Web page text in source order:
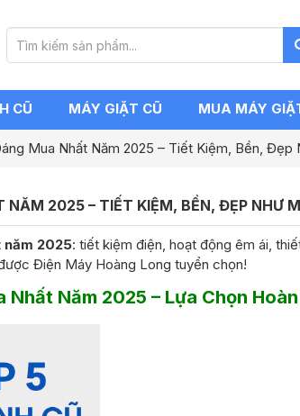
CŨ MÁY GIẶT CŨ MUA MÁY
Mua Nhất Năm 2025 – Tiết Kiệm, Bền, Đẹp
2025 – TIẾT KIỆM, BỀN, ĐẸP NHƯ
năm 2025: tiết kiệm điện, hoạt động êm ái,
Điện Máy Hoàng Long tuyển chọn!
Năm 2025 – Lựa Chọn